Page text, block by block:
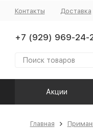
Контакты Доставка
+7 (929) 969-24-
Акции
Главная